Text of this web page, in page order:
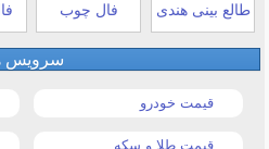
طالع بینی هندی فال چوب
سرویس
قیمت خودرو
قیمت طلا و سکه